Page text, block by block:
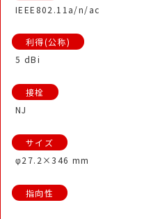
IEEE802.11a/n/ac
5 dBi
NJ
φ27.2×346 mm